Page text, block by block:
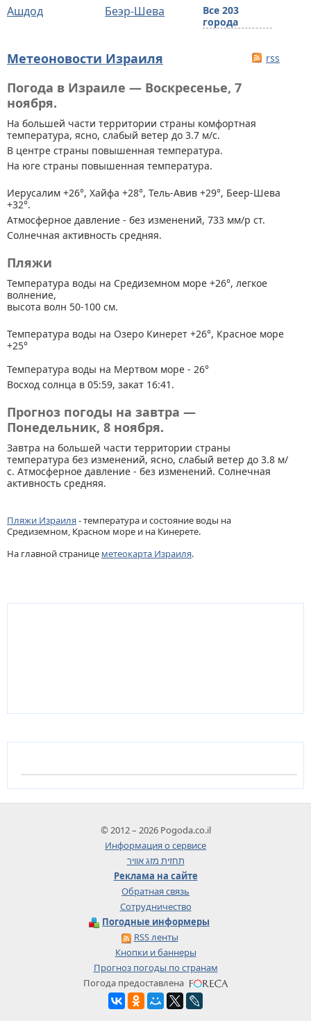
Ашдод
Беэр-Шева
Все 203
города
Метеоновости Израиля rss
Погода в Израиле — Воскресенье, 7
ноября.
На большей части территории страны комфортная
температура, ясно, слабый ветер до 3.7 м/с.
В центре страны повышенная температура.
На юге страны повышенная температура.
Иерусалим +26°, Хайфа +28°, Тель-Авив +29°, Беер-Шева
+32°.
Атмосферное давление - без изменений, 733 мм/р ст.
Солнечная активность средняя.
Пляжи
Температура воды на Средиземном море +26°, легкое
волнение,
высота волн 50-100 см.
Температура воды на Озеро Кинерет +26°, Красное море
+25°
Температура воды на Мертвом море - 26°
Восход солнца в 05:59, закат 16:41.
Прогноз погоды на завтра —
Понедельник, 8 ноября.
Завтра на большей части территории страны
температура без изменений, ясно, слабый ветер до 3.8 м/
с. Атмосферное давление - без изменений. Солнечная
активность средняя.
Пляжи Израиля- температура и состояние воды на
Средиземном, Красном море и на Кинерете.
На главной странице метеокарта Израиля.
© 2012 – 2026 Pogoda.co.il
Информация о сервисе
תחזית מזג אוויר
Реклама на сайте
Обратная связь
Сотрудничество
Погодные информеры
RSS ленты
Кнопки и баннеры
Прогноз погоды по странам
Погода предоставлена